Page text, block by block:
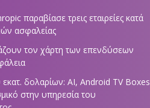
παραβίασε τρεις εταιρείες κατά
ασφαλείας
τον χάρτη των επενδύσεων
δολαρίων: AI, Android TV Boxes
στην υπηρεσία του